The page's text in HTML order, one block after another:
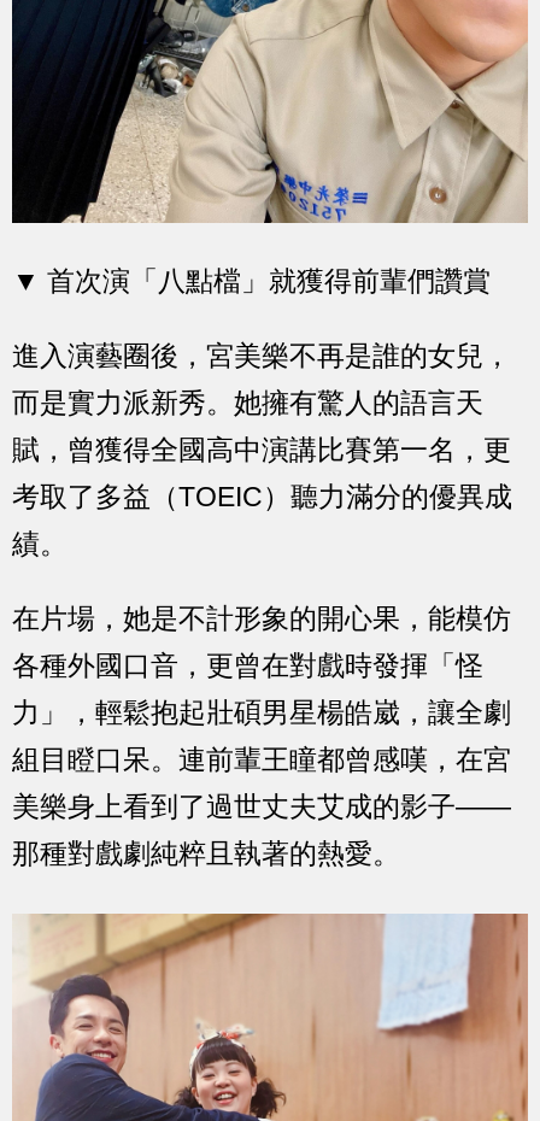
▼ 首次演「八點檔」就獲得前輩們讚賞
進入演藝圈後，宮美樂不再是誰的女兒，
而是實力派新秀。她擁有驚人的語言天
賦，曾獲得全國高中演講比賽第一名，更
考取了多益（TOEIC）聽力滿分的優異成
績。
在片場，她是不計形象的開心果，能模仿
各種外國口音，更曾在對戲時發揮「怪
力」，輕鬆抱起壯碩男星楊皓崴，讓全劇
組目瞪口呆。連前輩王瞳都曾感嘆，在宮
美樂身上看到了過世丈夫艾成的影子——
那種對戲劇純粹且執著的熱愛。